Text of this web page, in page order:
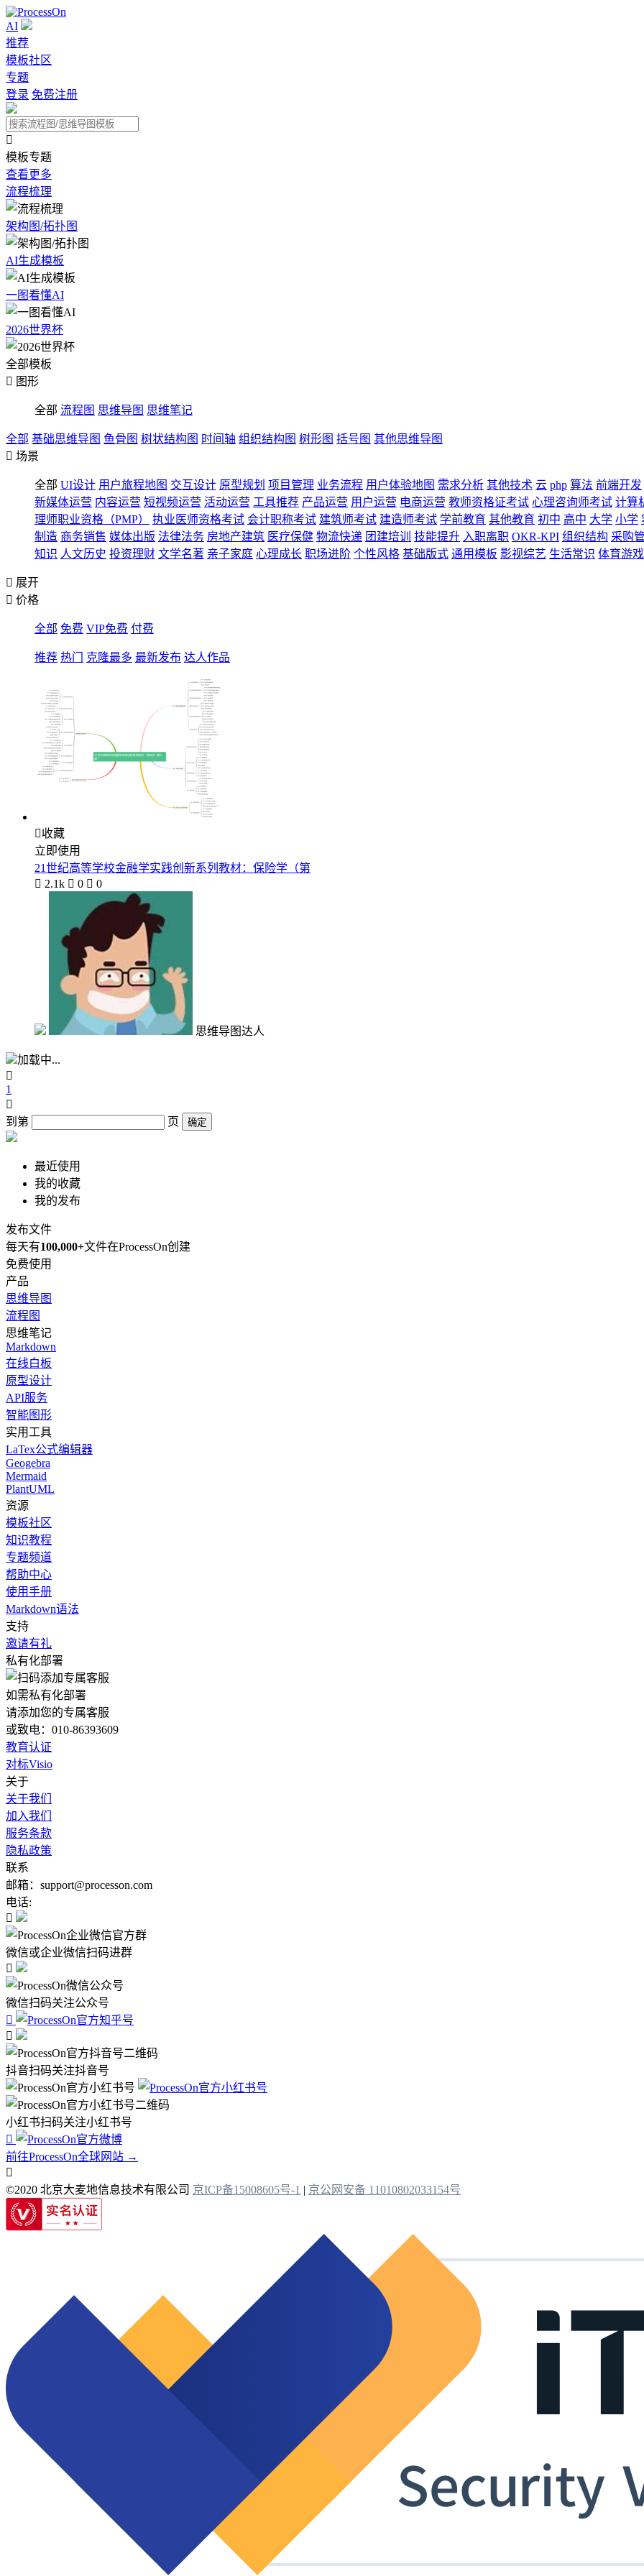
AI
推荐
模板社区
专题
登录 免费注册

模板专题
查看更多
流程梳理
架构图/拓扑图
AI生成模板
一图看懂AI
2026世界杯
全部模板
 图形
全部 流程图 思维导图 思维笔记
全部 基础思维导图 鱼骨图 树状结构图 时间轴 组织结构图 树形图 括号图 其他思维导图
 场景
全部 UI设计 用户旅程地图 交互设计 原型规划 项目管理 业务流程 用户体验地图 需求分析 其他技术 云 php 算法 前端开发
新媒体运营 内容运营 短视频运营 活动运营 工具推荐 产品运营 用户运营 电商运营 教师资格证考试 心理咨询师考试 计算
理师职业资格（PMP）
执业医师资格考试 会计职称考试 建筑师考试 建造师考试 学前教育 其他教育 初中 高中 大学 小学
制造 商务销售 媒体出版 法律法务 房地产建筑 医疗保健 物流快递 团建培训 技能提升 入职离职 OKR-KPI 组织结构 采购
知识 人文历史 投资理财 文学名著 亲子家庭 心理成长 职场进阶 个性风格 基础版式 通用模板 影视综艺 生活常识 体育游戏
 展开
 价格
全部 免费 VIP免费 付费
推荐 热门 克隆最多 最新发布 达人作品
收藏
立即使用
21世纪高等学校金融学实践创新系列教材：保险学（第
 2.1k  0  0
思维导图达人
加载中...

1

到第
页 确定
最近使用
我的收藏
我的发布
发布文件
每天有100,000+文件在ProcessOn创建
免费使用
产品
思维导图
流程图
思维笔记
Markdown
在线白板
原型设计
API服务
智能图形
实用工具
LaTex公式编辑器
Geogebra
Mermaid
PlantUML
资源
模板社区
知识教程
专题频道
帮助中心
使用手册
Markdown语法
支持
邀请有礼
私有化部署
如需私有化部署
请添加您的专属客服
或致电：010-86393609
教育认证
对标Visio
关于
关于我们
加入我们
服务条款
隐私政策
联系
邮箱：support@processon.com
电话:

微信或企业微信扫码进群

微信扫码关注公众号


抖音扫码关注抖音号
小红书扫码关注小红书号

前往ProcessOn全球网站 →

©2020 北京大麦地信息技术有限公司 京ICP备15008605号-1 | 京公网安备 11010802033154号